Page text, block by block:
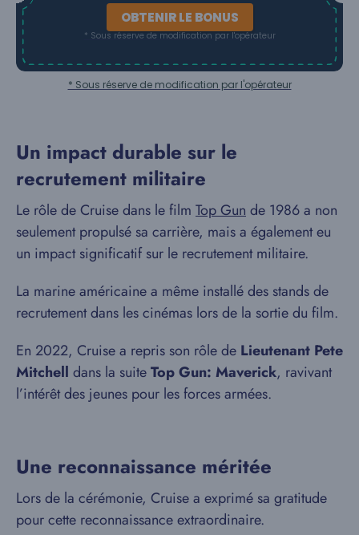
OBTENIR LE BONUS
* Sous réserve de modification par l'opérateur
* Sous réserve de modification par l'opérateur
Un impact durable sur le
recrutement militaire
Le rôle de Cruise dans le film Top Gun de 1986 a non
seulement propulsé sa carrière, mais a également eu
un impact significatif sur le recrutement militaire.
La marine américaine a même installé des stands de
recrutement dans les cinémas lors de la sortie du film.
En 2022, Cruise a repris son rôle de Lieutenant Pete
Mitchell dans la suiteTop Gun: Maverick, ravivant
l’intérêt des jeunes pour les forces armées.
Une reconnaissance méritée
Lors de la cérémonie, Cruise a exprimé sa gratitude
pour cette reconnaissance extraordinaire.